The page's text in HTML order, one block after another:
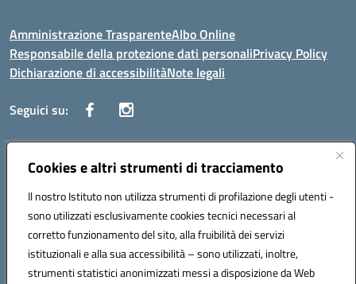
Cookies e altri strumenti di tracciamento
Il nostro Istituto non utilizza strumenti di profilazione degli utenti -
sono utilizzati esclusivamente cookies tecnici necessari al
corretto funzionamento del sito, alla fruibilità dei servizi
istituzionali e alla sua accessibilità – sono utilizzati, inoltre,
strumenti statistici anonimizzati messi a disposizione da Web
Amministrazione TrasparenteAlbo Online
Responsabile della protezione dati personaliPrivacy Policy
Dichiarazione di accessibilitàNote legali
Seguici su:
Indirizzo:Corso Vittorio Emanuele, 27 90133 - Palermo
Posta elettronica certificata (PEC):pais03600r@pec.istruzione.it
Codice fiscale: 97308550827
Codice meccanografico: PAIS03600R